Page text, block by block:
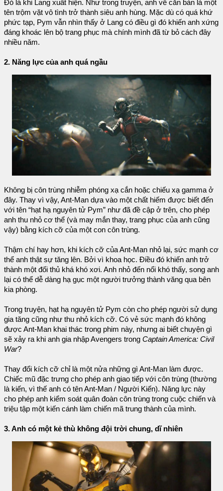
Đó là khi Lang xuất hiện. Như trong truyện, anh về căn bản là một
tên trộm vặt vô tình trở thành siêu anh hùng. Mặc dù có quá khứ
phức tạp, Pym vẫn nhìn thấy ở Lang có điều gì đó khiến anh xứng
đáng khoác lên bộ trang phục mà chính mình đã từ bỏ cách đây
nhiều năm.
2. Năng lực của anh quá ngầu
Không bị côn trùng nhiễm phóng xạ cắn hoặc chiếu xạ gamma ở
đây. Thay vì vậy, Ant-Man dựa vào một chất hiếm được biết đến
với tên “hạt hạ nguyên tử Pym” như đã đề cập ở trên, cho phép
anh thu nhỏ cơ thể (và may mắn thay, trang phục của anh cũng
vậy) bằng kích cỡ của một con côn trùng.
Thậm chí hay hơn, khi kích cỡ của Ant-Man nhỏ lại, sức mạnh cơ
thể anh thật sự tăng lên. Bởi vì khoa học. Điều đó khiến anh trở
thành một đối thủ khá khó xơi. Anh nhỏ đến nổi khó thấy, song anh
lại có thể dễ dàng hạ gục một người trưởng thành văng qua bên
kia phòng.
Trong truyện, hạt hạ nguyên tử Pym còn cho phép người sử dụng
gia tăng cũng như thu nhỏ kích cỡ. Có vẻ sức mạnh đó không
được Ant-Man khai thác trong phim này, nhưng ai biết chuyện gì
sẽ xảy ra khi anh gia nhập Avengers trong Captain America: Civil
War?
Thay đổi kích cỡ chỉ là một nửa những gì Ant-Man làm được.
Chiếc mũ đặc trưng cho phép anh giao tiếp với côn trùng (thường
là kiến, vì thế anh có tên Ant-Man / Người Kiến). Năng lực này
cho phép anh kiểm soát quân đoàn côn trùng trong cuộc chiến và
triệu tập một kiến cánh làm chiến mã trung thành của mình.
3. Anh có một kẻ thù không đội trời chung, dĩ nhiên